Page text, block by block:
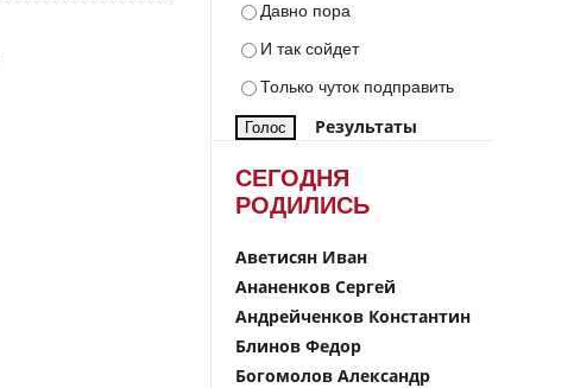
Давно пора
И так сойдет
Только чуток подправить
Результаты
СЕГОДНЯ
РОДИЛИСЬ
Аветисян Иван
Ананенков Сергей
Андрейченков Константин
Блинов Федор
Богомолов Александр